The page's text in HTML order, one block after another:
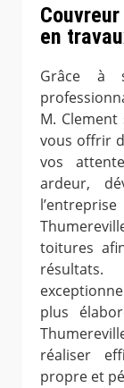
en
Grâce à
M.
vous offrir
vos
ardeur,
toitures
plus
réaliser
propre et